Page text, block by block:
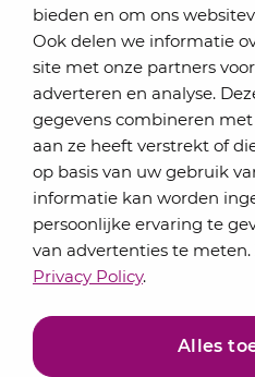
bieden en om ons
Ook delen we informatie
site met onze partners
adverteren en analyse.
gegevens combineren
aan ze heeft verstrekt of
op basis van uw gebruik
informatie kan worden
persoonlijke ervaring te
van advertenties te meten.
Privacy Policy.
Alles
Schrijf je in voor
Elke maand bundelen de
de eSigt het nieuws.
Jouw emailadres
Inschrijven